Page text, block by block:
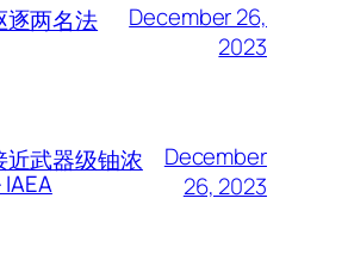
逐两名法
December 26,
2023
武器级铀浓
December
26, 2023